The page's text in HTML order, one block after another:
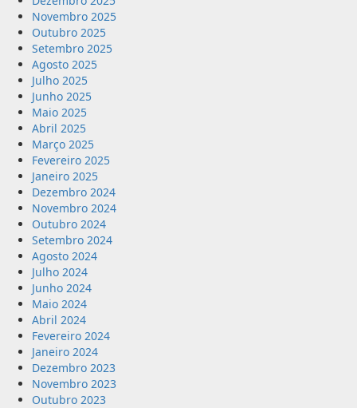
Novembro 2025
Outubro 2025
Setembro 2025
Agosto 2025
Julho 2025
Junho 2025
Maio 2025
Abril 2025
Março 2025
Fevereiro 2025
Janeiro 2025
Dezembro 2024
Novembro 2024
Outubro 2024
Setembro 2024
Agosto 2024
Julho 2024
Junho 2024
Maio 2024
Abril 2024
Fevereiro 2024
Janeiro 2024
Dezembro 2023
Novembro 2023
Outubro 2023